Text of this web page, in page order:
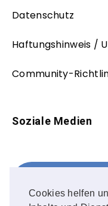
Cookies helfen
Datenschutz
Haftungshinweis /
Community-
Soziale Medien
FOLLOW ME!